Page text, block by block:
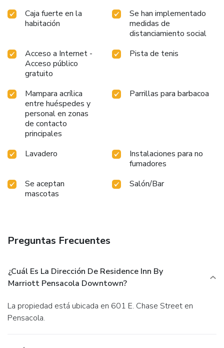
Caja fuerte en la
habitación
Se han implementado
medidas de
distanciamiento social
Acceso a Internet -
Acceso público
gratuito
Pista de tenis
Mampara acrílica
entre huéspedes y
personal en zonas
de contacto
principales
Parrillas para barbacoa
Lavadero
Instalaciones para no
fumadores
Se aceptan
mascotas
Salón/Bar
Preguntas Frecuentes
¿Cuál Es La Dirección De Residence Inn By
Marriott Pensacola Downtown?
La propiedad está ubicada en 601 E. Chase Street en
Pensacola.